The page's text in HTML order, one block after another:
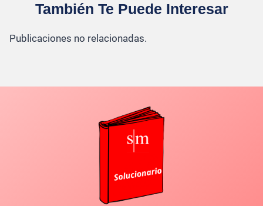
También Te Puede Interesar
Publicaciones no relacionadas.